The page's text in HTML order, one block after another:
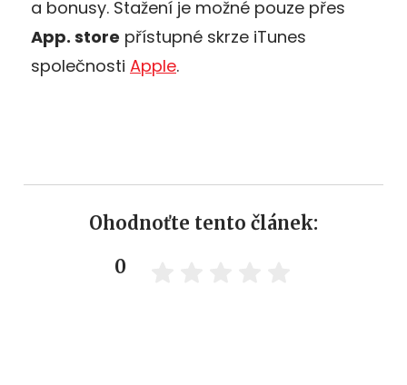
a bonusy. Stažení je možné pouze přes
App. store přístupné skrze iTunes
společnosti Apple.
Ohodnoťte tento článek:
0